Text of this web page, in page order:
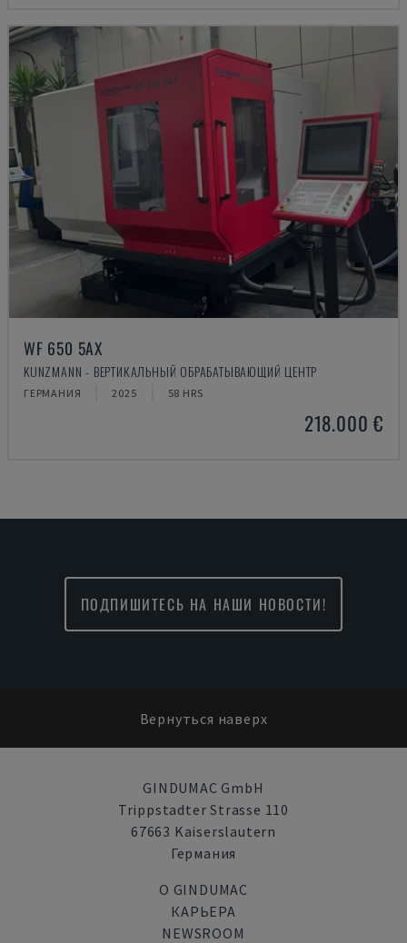
WF 650 5AX
KUNZMANN - ВЕРТИКАЛЬНЫЙ ОБРАБАТЫВАЮЩИЙ ЦЕНТР
ГЕРМАНИЯ 2025 58 HRS
218.000 €
ПОДПИШИТЕСЬ НА НАШИ НОВОСТИ!
Вернуться наверх
GINDUMAC GmbH
Trippstadter Strasse 110
67663 Kaiserslautern
Германия
О GINDUMAC
КАРЬЕРА
NEWSROOM